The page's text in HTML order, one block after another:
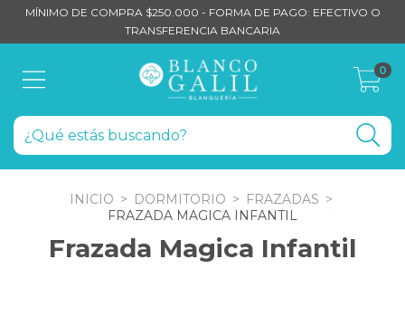
MÍNIMO DE COMPRA $250.000 - FORMA DE PAGO: EFECTIVO O
TRANSFERENCIA BANCARIA
0
INICIO > DORMITORIO > FRAZADAS >
FRAZADA MAGICA INFANTIL
Frazada Magica Infantil